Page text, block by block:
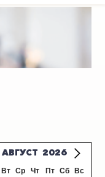
АВГУСТ 2026
Вт Ср Чт Пт Сб
Вс